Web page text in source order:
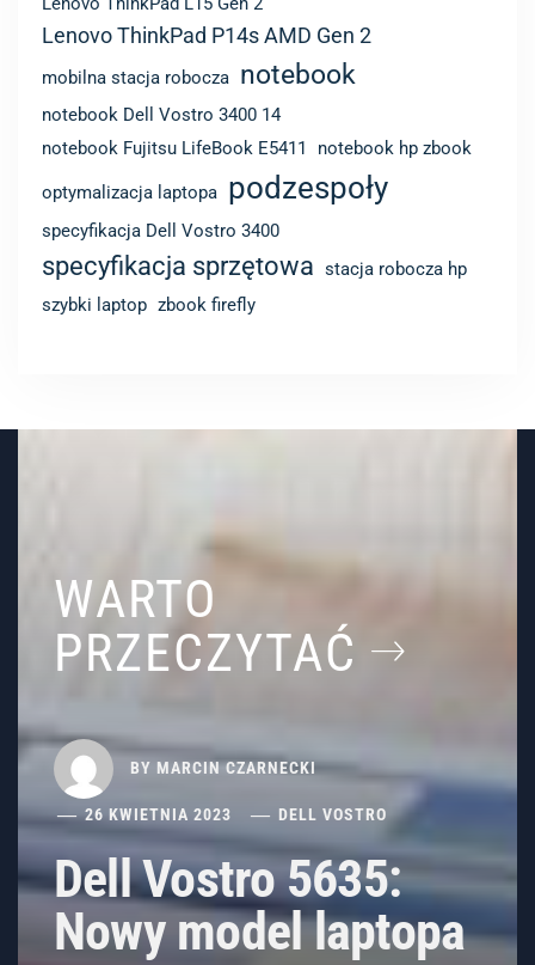
Lenovo ThinkPad P14s AMD Gen 2
mobilna stacja robocza notebook
notebook Dell Vostro 3400 14
notebook Fujitsu LifeBook E5411
notebook hp zbook
optymalizacja laptopa podzespoły
specyfikacja Dell Vostro 3400
specyfikacja sprzętowa stacja robocza hp
szybki laptop zbook firefly
WARTO
PRZECZYTAĆ
BY MARCIN CZARNECKI
26 KWIETNIA 2023 DELL VOSTRO
Dell Vostro 5635:
Nowy model laptopa